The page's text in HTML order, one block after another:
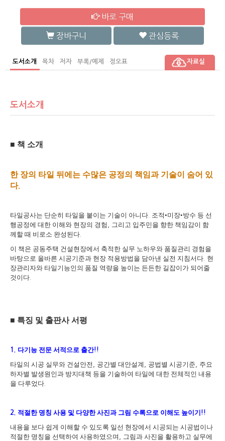
바로 구매
장바구니 관심등록
도서소개 목차 저자 부록/예제 정오표 자료실
도서소개
■ 책 소개
한 장의 타일 뒤에는 수많은 공정의 책임과 기술이 숨어 있
다.
타일공사는 단순히 타일을 붙이는 기술이 아니다 조적•미장•방수 등 선
행공정에 대한 이해와 현장의 경험
그리고 입주민을 향한 책임감이 함
께할 때 비로소 완성된다
이 책은 공동주택 건설현장에서 축적한 실무 노하우와 품질관리 경험을
바탕으로 올바른 시공기준과 현장 적용방법을 담아낸 실전 지침서다 현
장관리자와 타일기능인의 품질 역량을 높이는 든든한 길잡이가 되어줄
것이다
■ 특징 및 출판사 서평
1. 다기능 전문 서적으로 출간!!
타일의 시공 실무와 건설안전 공간별 대안설계 공법별 시공기준
주요
하자별 발생원인과 방지대책 등을 기술하여 타일에 대한 전체적인 내용
을 다루었다
2. 적절한 명칭 사용 및 다양한 사진과 그림 수록으로 이해도 높이기!!
내용을 보다 쉽게 이해할 수 있도록 일선 현장에서 시공되는 시공법이나
적절한 명칭을 선택하여 사용하였으며
그림과 사진을 활용하고 실무에